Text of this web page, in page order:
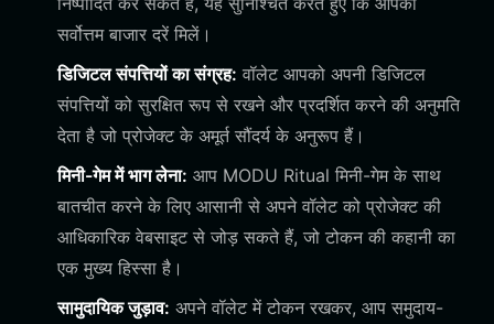
सर्वोत्तम बाजार दरें मिलें।
डिजिटल संपत्तियों का संग्रह: वॉलेट आपको अपनी डिजिटल
संपत्तियों को सुरक्षित रूप से रखने और प्रदर्शित करने की अनुमति
देता है जो प्रोजेक्ट के अमूर्त सौंदर्य के अनुरूप हैं।
मिनी-गेम में भाग लेना: आप MODU Ritual मिनी-गेम के साथ
बातचीत करने के लिए आसानी से अपने वॉलेट को प्रोजेक्ट की
आधिकारिक वेबसाइट से जोड़ सकते हैं, जो टोकन की कहानी का
एक मुख्य हिस्सा है।
सामुदायिक जुड़ाव: अपने वॉलेट में टोकन रखकर, आप समुदाय-